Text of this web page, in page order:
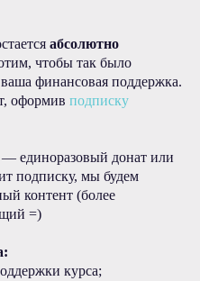
абсолютно
чтобы так было
финансовая поддержка.
оформив подписку
— единоразовый донат или
подписку, мы будем
контент (более
=)
курса;